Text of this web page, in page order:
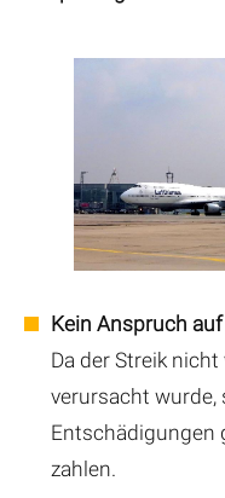
Kein Anspruch
Da der Streik
verursacht
Entschädigungen
zahlen.